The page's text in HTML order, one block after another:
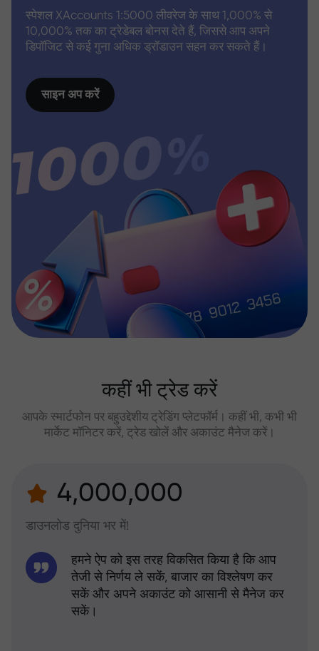
स्पेशल XAccounts 1:5000 लीवरेज के साथ 1,000% से
10,000% तक का ट्रेडेबल बोनस देते हैं, जिससे आप अपने
डिपॉजिट से कई गुना अधिक ड्रॉडाउन सहन कर सकते हैं।
साइन अप करें
कहीं भी ट्रेड करें
आपके स्मार्टफोन पर बहुउद्देशीय ट्रेडिंग प्लेटफॉर्म। कहीं भी, कभी भी
मार्केट मॉनिटर करें, ट्रेड खोलें और अकाउंट मैनेज करें।
4,000,000
डाउनलोड दुनिया भर में!
हमने ऐप को इस तरह विकसित किया है कि आप
तेजी से निर्णय ले सकें, बाजार का विश्लेषण कर
सकें और अपने अकाउंट को आसानी से मैनेज कर
सकें।